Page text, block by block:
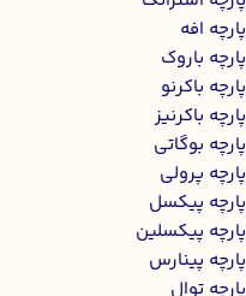
پارچه افه
پارچه باروک
پارچه باکرنو
پارچه باکرنیز
پارچه بوگاتی
پارچه پرولی
پارچه پیکسل
پارچه پیکسلین
پارچه پینارس
پارچه توال